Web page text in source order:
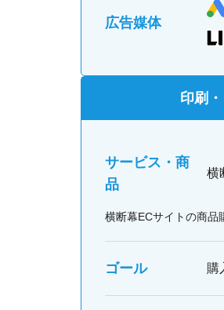
広告媒体
印刷
サービス・商
品
横
横断幕ECサイトの商品
ゴール 購